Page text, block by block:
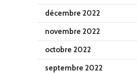
décembre 2022
novembre 2022
octobre 2022
septembre 2022